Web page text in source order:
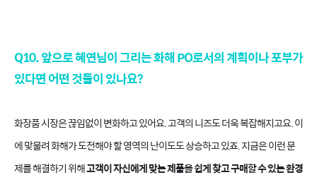
Q10. 앞으로 혜연님이 그리는 화해 PO로서의 계획이나 포부가
있다면 어떤 것들이 있나요?
화장품 시장은 끊임없이 변화하고 있어요. 고객의 니즈도 더욱 복잡해지고요. 이
에 맞물려 화해가 도전해야 할 영역의 난이도도 상승하고 있죠. 지금은 이런 문
제를 해결하기 위해고객이 자신에게 맞는 제품을 쉽게 찾고 구매할 수 있는 환경